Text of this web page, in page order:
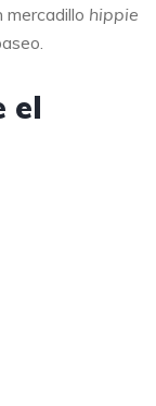
mercadillo hippie
el